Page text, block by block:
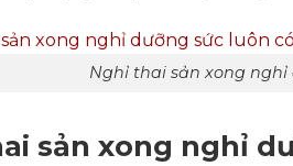
Nghỉ thai sản xong
sản xong nghỉ